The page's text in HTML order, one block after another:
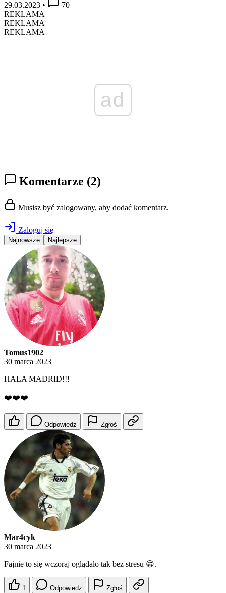
29.03.2023 •
70
REKLAMA
REKLAMA
REKLAMA
ad
Komentarze (2)
Musisz być zalogowany, aby dodać komentarz.
Zaloguj się
Najnowsze Najlepsze
Tomus1902
30 marca 2023
HALA MADRID!!!
❤️❤️❤️
Odpowiedz Zgłoś
Mar4cyk
30 marca 2023
Fajnie to się wczoraj oglądało tak bez stresu 😁.
1 Odpowiedz Zgłoś